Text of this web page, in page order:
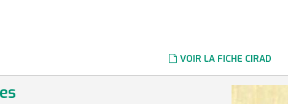
VOIR LA FICHE CIRAD